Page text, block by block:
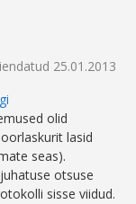
25.01.2013
olid
lasid
seas).
otsuse
sisse viidud.